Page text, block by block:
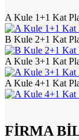
A Kule 1+1 Kat
B Kule 2+1 Kat
A Kule 3+1 Kat
A Kule 4+1 Kat
FİRMA